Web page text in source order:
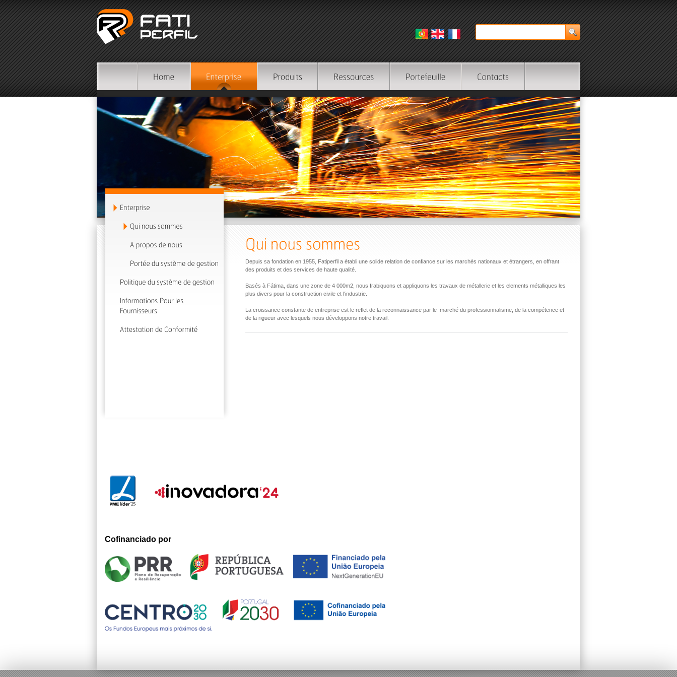
Depuis sa fondation en 1955, Fatiperfil a établi une solide relation de confiance sur les marchés nationaux et étrangers, en offrant
des produits et des services de haute qualité.
Basés à Fátima, dans une zone de 4 000m2, nous frabiquons et appliquons les travaux de métallerie et les elements métalliques les
plus divers pour la construction civile et l'industrie.
La croissance constante de entreprise est le reflet de la reconnaissance par le marché du professionnalisme, de la compétence et
de la rigueur avec lesquels nous développons notre travail.
Cofinanciado por